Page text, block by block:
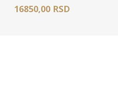
16850,00 RSD